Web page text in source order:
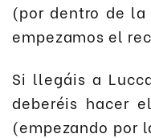
(por dentro de
empezamos el
Si llegáis a
deberéis hacer
(empezando por